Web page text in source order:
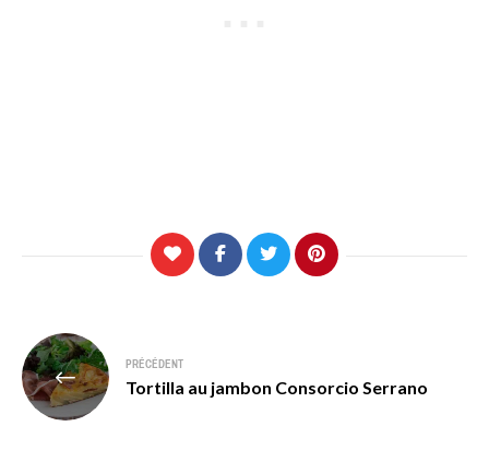
Navigation
de
l’article
PRÉCÉDENT
Tortilla au jambon Consorcio Serrano